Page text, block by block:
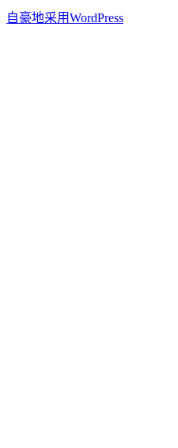
自豪地采用WordPress